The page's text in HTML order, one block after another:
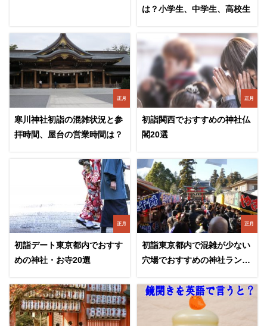
は？小学生、中学生、高校生
正月
寒川神社初詣の混雑状況と参
拝時間、屋台の営業時間は？
正月
初詣関西でおすすめの神社仏
閣20選
正月
初詣デート東京都内でおすす
めの神社・お寺20選
正月
初詣東京都内で混雑が少ない
穴場でおすすめの神社ランキ